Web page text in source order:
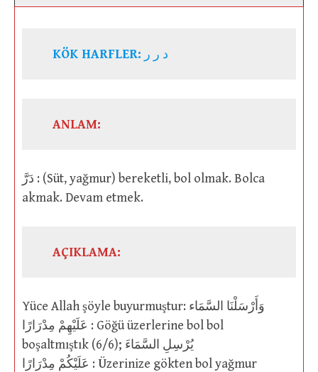
KÖK HARFLER: د ر ر
ANLAM:
دَرَّ : (Süt, yağmur) bereketli, bol olmak. Bolca
akmak. Devam etmek.
AÇIKLAMA:
Yüce Allah şöyle buyurmuştur: وَأَرْسَلْنَا السَّمَاء
عَلَيْهِمْ مِدْرَارًا : Göğü üzerlerine bol bol
boşaltmıştık (6/6); يُرْسِلِ السَّمَاءَ
عَلَيْكُمْ مِدْرَارًا : Üzerinize gökten bol yağmur